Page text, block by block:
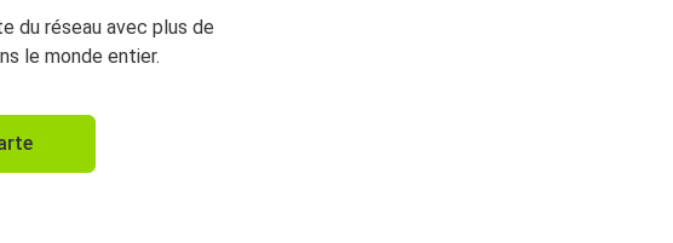
du réseau avec plus de
le monde entier.